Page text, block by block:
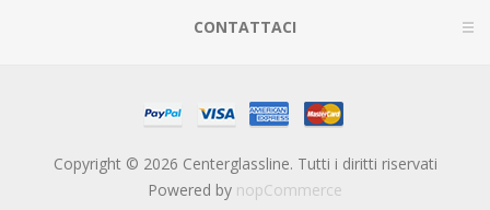
CONTATTACI
Copyright © 2026 Centerglassline. Tutti i diritti riservati
Powered by nopCommerce